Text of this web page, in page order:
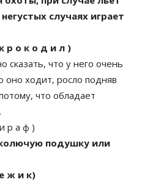
случаях играет
р о к о д и л )
что у него очень
оно ходит, росло подняв
что обладает
р а ф )
подушку или
ж и к)